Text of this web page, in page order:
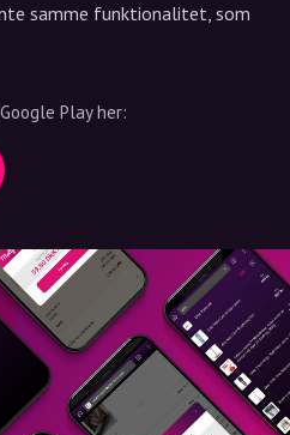
samme funktionalitet, som
Play her: